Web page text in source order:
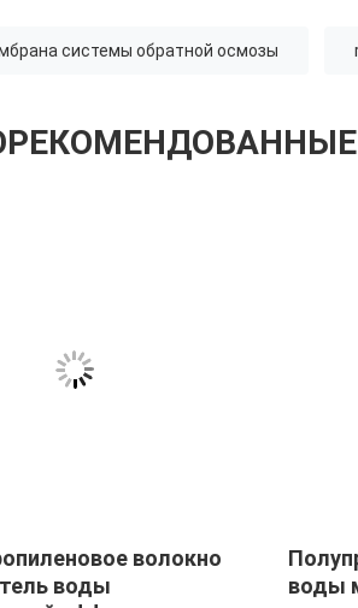
системы обратной осмозы
волокно
воды
воды